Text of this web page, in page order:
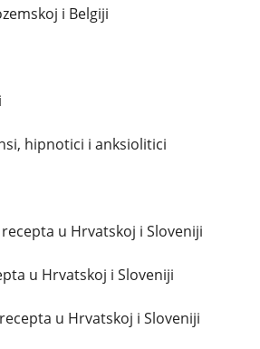
i Belgiji
hipnotici i anksiolitici
u Hrvatskoj i Sloveniji
u Hrvatskoj i Sloveniji
u Hrvatskoj i Sloveniji